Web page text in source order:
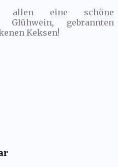
allen eine schöne
Glühwein, gebrannten
Keksen!